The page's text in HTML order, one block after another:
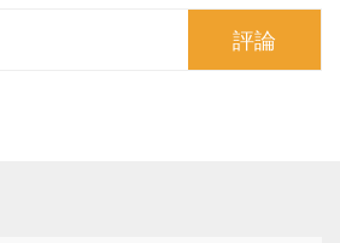
評論